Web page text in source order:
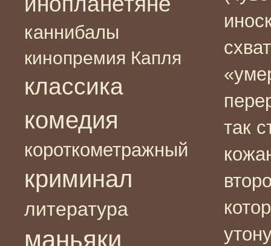
каннибалы
кинопремия Капля
классика
комедия
короткометражный
криминал
литература
маньяки
так